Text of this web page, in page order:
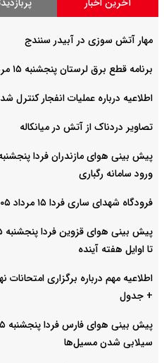
مهار آتش سوزی در آبیدر سنندج
برنامه قطع برق لرستان پنجشنبه ۱۵ مرداد ۱۴۰۵
اطلاعیه درباره عملیات انفجار کنترل
تصاویر دردناک از آتش در میانکاله
ورود سامانه رگباری
فرودگاه شهدای ساری فردا ۱۵ مرداد ۱۴۰۵ تعطیل می‌شود
تا اوایل هفته آینده
+ جدول
سیلابی شدن مسیل‌ها